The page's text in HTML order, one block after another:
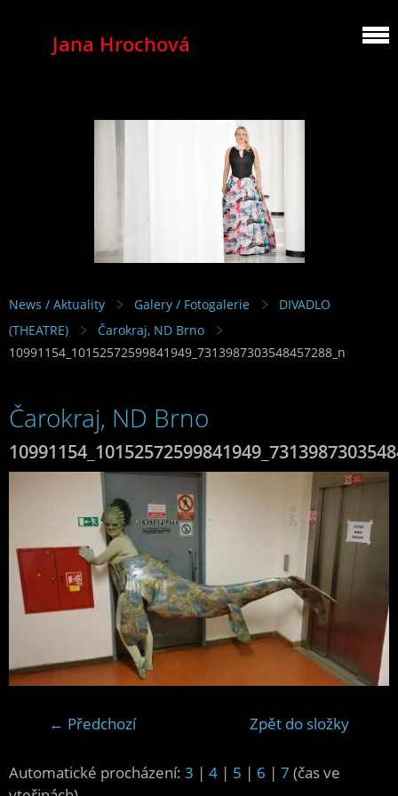
Jana Hrochová
MEZZOSOPRANO
News / Aktuality Galery / Fotogalerie
DIVADLO
(THEATRE)
Čarokraj, ND Brno
10991154_10152572599841949_7313987303548457288_n
Čarokraj, ND Brno
← Předchozí Zpět do složky
Automatické procházení: 3 | 4 | 5 | 6 | 7 (čas ve